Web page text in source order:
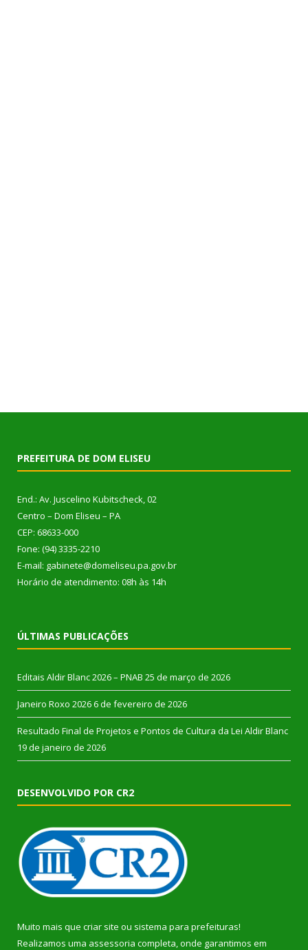
PREFEITURA DE DOM ELISEU
End.: Av. Juscelino Kubitscheck, 02
Centro – Dom Eliseu – PA
CEP: 68633-000
Fone: (94) 3335-2210
E-mail: gabinete@domeliseu.pa.gov.br
Horário de atendimento: 08h às 14h
ÚLTIMAS PUBLICAÇÕES
Editais Aldir Blanc 2026 – PNAB 25 de março de 2026
Janeiro Roxo 2026 6 de fevereiro de 2026
Resultado Final de Projetos e Pontos de Cultura da Lei Aldir Blanc
19 de janeiro de 2026
DESENVOLVIDO POR CR2
Muito mais que criar site ou sistema para prefeituras!
Realizamos uma assessoria completa, onde garantimos em